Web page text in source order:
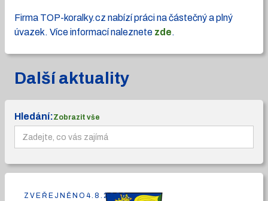
Firma TOP-koralky.cz nabízí práci na částečný a plný
úvazek. Více informací naleznete zde.
Další aktuality
Hledání:Zobrazit vše
ZVEŘEJNĚNO 4.8.2026